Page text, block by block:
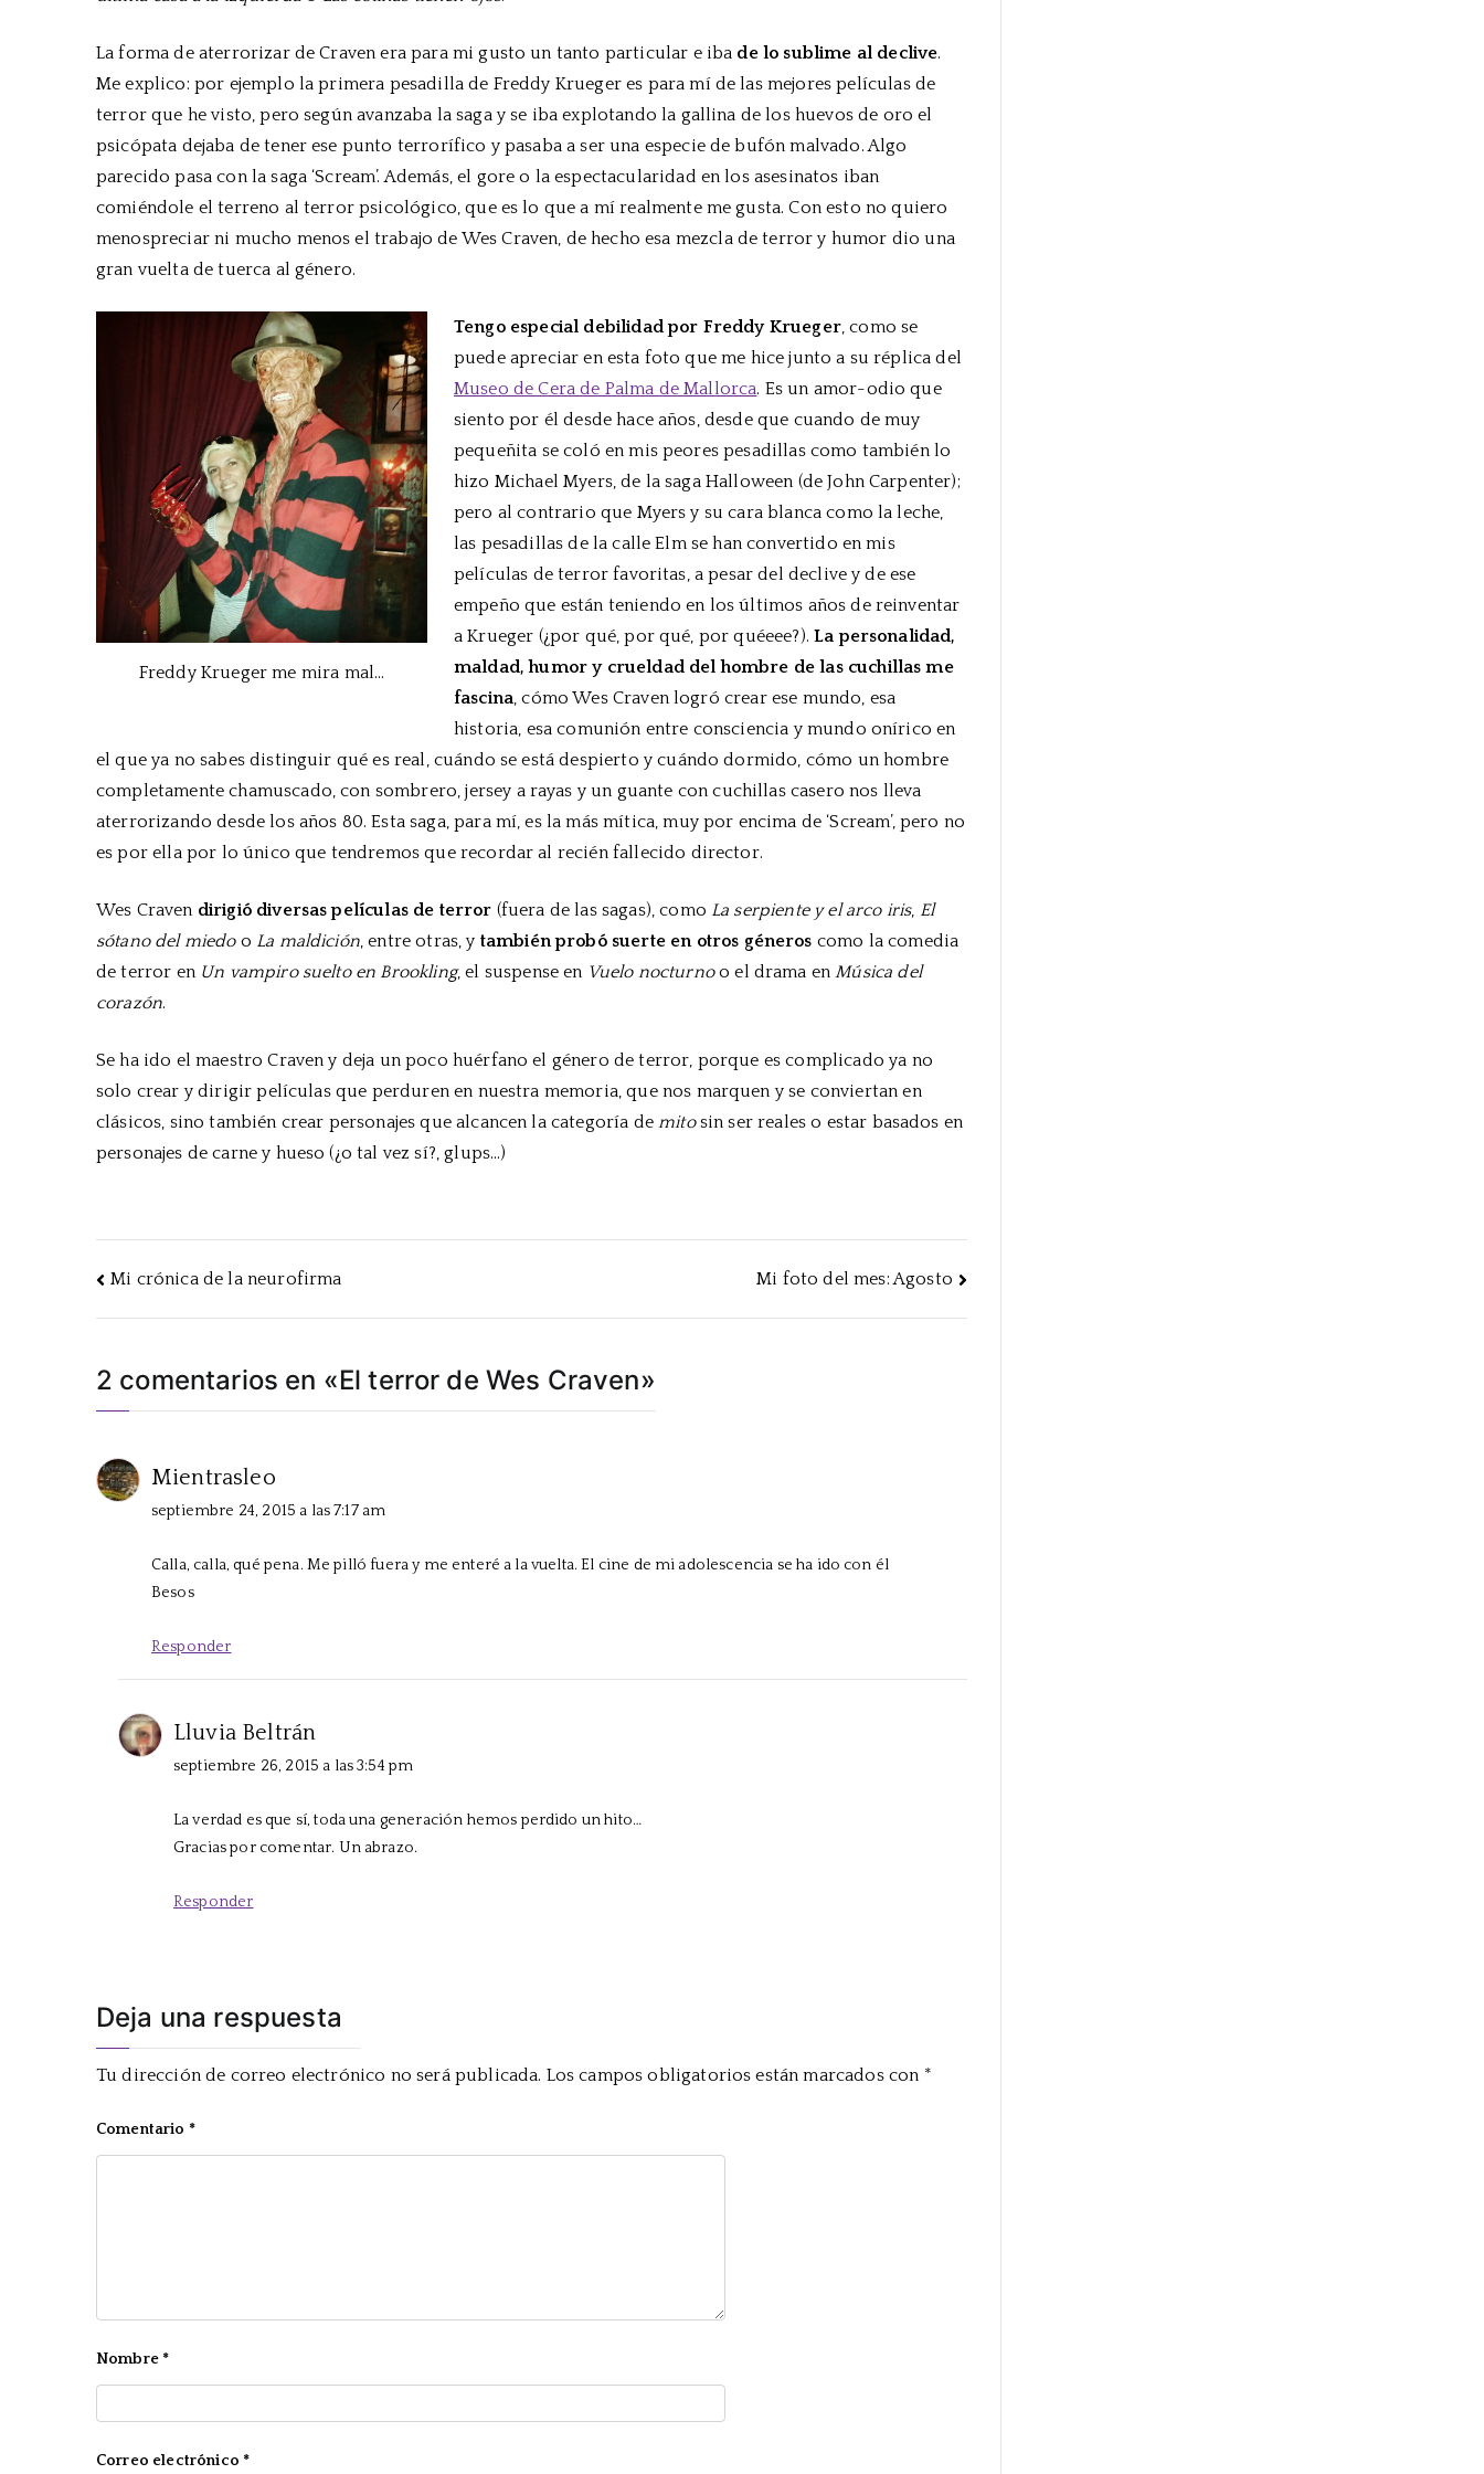
La forma de aterrorizar de Craven era para mi gusto un tanto particular e iba de lo sublime al declive.
Me explico: por ejemplo la primera pesadilla de Freddy Krueger es para mí de las mejores películas de
terror que he visto, pero según avanzaba la saga y se iba explotando la gallina de los huevos de oro el
psicópata dejaba de tener ese punto terrorífico y pasaba a ser una especie de bufón malvado. Algo
parecido pasa con la saga ‘Scream’. Además, el gore o la espectacularidad en los asesinatos iban
comiéndole el terreno al terror psicológico, que es lo que a mí realmente me gusta. Con esto no quiero
menospreciar ni mucho menos el trabajo de Wes Craven, de hecho esa mezcla de terror y humor dio una
gran vuelta de tuerca al género.
Freddy Krueger me mira mal…
Tengo especial debilidad por Freddy Krueger, como se
puede apreciar en esta foto que me hice junto a su réplica del
Museo de Cera de Palma de Mallorca. Es un amor-odio que
siento por él desde hace años, desde que cuando de muy
pequeñita se coló en mis peores pesadillas como también lo
hizo Michael Myers, de la saga Halloween (de John Carpenter);
pero al contrario que Myers y su cara blanca como la leche,
las pesadillas de la calle Elm se han convertido en mis
películas de terror favoritas, a pesar del declive y de ese
empeño que están teniendo en los últimos años de reinventar
a Krueger (¿por qué, por qué, por quéeee?).La personalidad,
maldad, humor y crueldad del hombre de las cuchillas me
fascina, cómo Wes Craven logró crear ese mundo, esa
historia, esa comunión entre consciencia y mundo onírico en
el que ya no sabes distinguir qué es real, cuándo se está despierto y cuándo dormido, cómo un hombre
completamente chamuscado, con sombrero, jersey a rayas y un guante con cuchillas casero nos lleva
aterrorizando desde los años 80. Esta saga, para mí, es la más mítica, muy por encima de ‘Scream’, pero no
es por ella por lo único que tendremos que recordar al recién fallecido director.
Wes Craven dirigió diversas películas de terror (fuera de las sagas), como La serpiente y el arco iris, El
sótano del miedoo La maldición, entre otras, y también probó suerte en otros géneros como la comedia
de terror en Un vampiro suelto en Brookling, el suspense en Vuelo nocturnoo el drama enMúsica del
corazón.
Se ha ido el maestro Craven y deja un poco huérfano el género de terror, porque es complicado ya no
solo crear y dirigir películas que perduren en nuestra memoria, que nos marquen y se conviertan en
clásicos, sino también crear personajes que alcancen la categoría demitosin ser reales o estar basados en
personajes de carne y hueso (¿o tal vez sí?, glups…)
Navegación
de
entradas
Mi crónica de la neurofirma Mi foto del mes: Agosto
2 comentarios en «El terror de Wes Craven»
Mientrasleo
septiembre 24, 2015 a las 7:17 am
Calla, calla, qué pena. Me pilló fuera y me enteré a la vuelta. El cine de mi adolescencia se ha ido con él
Besos
Responder
Lluvia Beltrán
septiembre 26, 2015 a las 3:54 pm
La verdad es que sí, toda una generación hemos perdido un hito…
Gracias por comentar. Un abrazo.
Responder
Deja una respuesta
Tu dirección de correo electrónico no será publicada. Los campos obligatorios están marcados con *
Comentario *
Nombre *
Correo electrónico *